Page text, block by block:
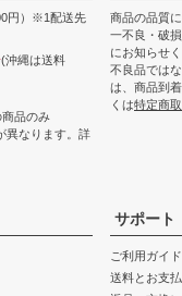
円）※1配送先
(沖縄は送料
品のみ
異なります。詳
商品の品質
一不良・破
にお知らせく
不良品では
は、商品到
くは特定商
サポート
ご利用ガイド
送料とお支